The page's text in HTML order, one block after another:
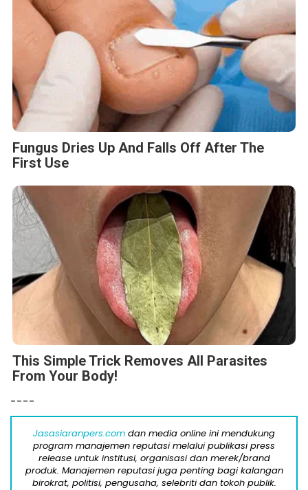
Fungus Dries Up And Falls Off After The
First Use
This Simple Trick Removes All Parasites
From Your Body!
----
Jasasiaranpers.com dan media online ini mendukung
program manajemen reputasi melalui publikasi press
release untuk institusi, organisasi dan merek/brand
produk. Manajemen reputasi juga penting bagi kalangan
birokrat, politisi, pengusaha, selebriti dan tokoh publik.